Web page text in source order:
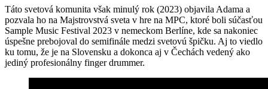
Táto svetová komunita však minulý rok (2023) objavila Adama a
pozvala ho na Majstrovstvá sveta v hre na MPC, ktoré boli súčasťou
Sample Music Festival 2023 v nemeckom Berlíne, kde sa nakoniec
úspešne prebojoval do semifinále medzi svetovú špičku. Aj to viedlo
ku tomu, že je na Slovensku a dokonca aj v Čechách vedený ako
jediný profesionálny finger drummer.